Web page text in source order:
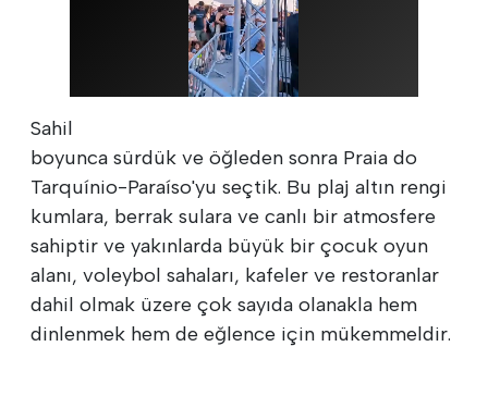
Sahil
boyunca sürdük ve öğleden sonra Praia do
Tarquínio-Paraíso'yu seçtik. Bu plaj altın rengi
kumlara, berrak sulara ve canlı bir atmosfere
sahiptir ve yakınlarda büyük bir çocuk oyun
alanı, voleybol sahaları, kafeler ve restoranlar
dahil olmak üzere çok sayıda olanakla hem
dinlenmek hem de eğlence için mükemmeldir.